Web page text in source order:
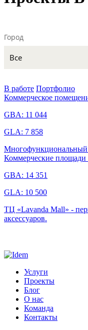
Город
Все
В работе Портфолио
Коммерческое
GBA: 11 044
GLA: 7 858
Многофункциональный
Коммерческие
GBA: 14 351
GLA: 10 500
ТЦ «Lavanda Mall» -
аксессуаров.
Услуги
Проекты
Блог
О нас
Команда
Контакты